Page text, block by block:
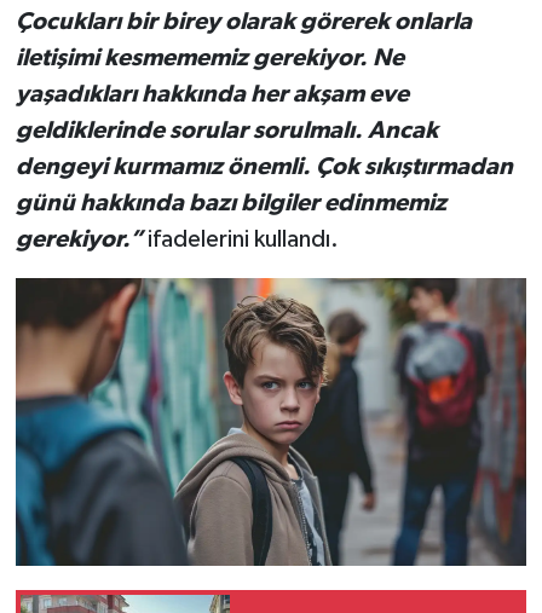
Çocukları bir birey olarak görerek onlarla
iletişimi kesmememiz gerekiyor. Ne
yaşadıkları hakkında her akşam eve
geldiklerinde sorular sorulmalı. Ancak
dengeyi kurmamız önemli. Çok sıkıştırmadan
günü hakkında bazı bilgiler edinmemiz
gerekiyor.”ifadelerini kullandı.